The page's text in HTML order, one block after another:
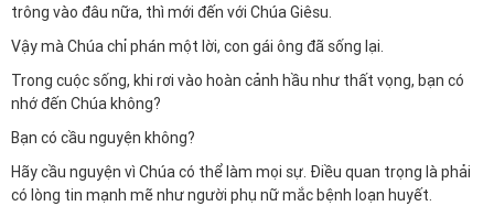
trông vào đâu nữa, thì mới đến với Chúa Giêsu.
Vậy mà Chúa chỉ phán một lời, con gái ông đã sống lại.
Trong cuộc sống, khi rơi vào hoàn cảnh hầu như thất vọng, bạn có
nhớ đến Chúa không?
Bạn có cầu nguyện không?
Hãy cầu nguyện vì Chúa có thể làm mọi sự. Điều quan trọng là phải
có lòng tin mạnh mẽ như người phụ nữ mắc bệnh loạn huyết.